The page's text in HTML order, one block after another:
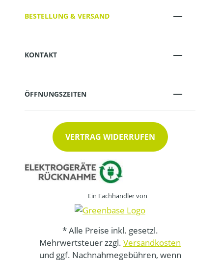
BESTELLUNG & VERSAND
KONTAKT
ÖFFNUNGSZEITEN
VERTRAG WIDERRUFEN
Ein Fachhändler von
* Alle Preise inkl. gesetzl.
Mehrwertsteuer zzgl. Versandkosten
und ggf. Nachnahmegebühren, wenn